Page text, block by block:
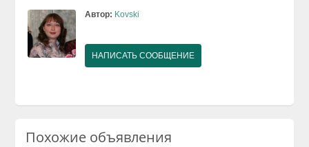
Автор: Kovski
НАПИСАТЬ СООБЩЕНИЕ
Похожие объявления